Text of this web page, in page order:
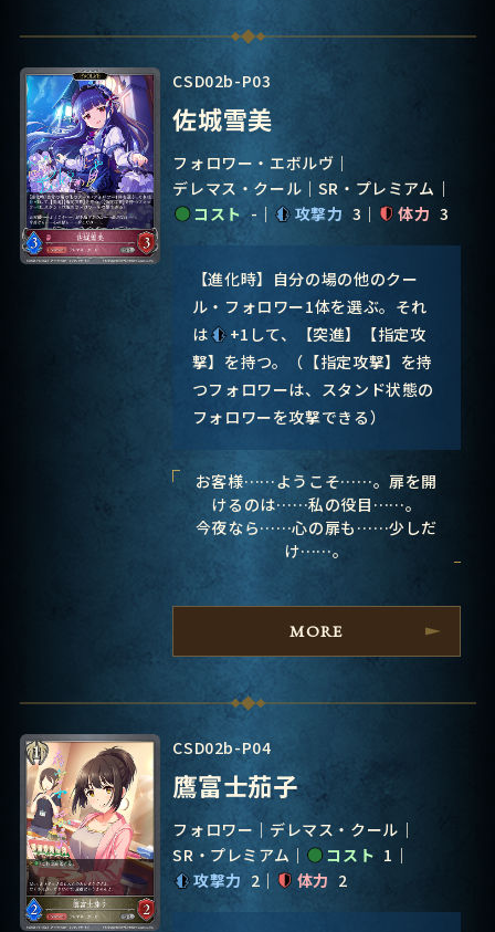
CSD02b-P03
佐城雪美
フォロワー・エボルヴ
デレマス・クール
SR・プレミアム
コスト - 攻撃力 3 体力 3
【進化時】自分の場の他のクー
ル・フォロワー1体を選ぶ。それ
は
+1して、【突進】【指定攻
撃】を持つ。（【指定攻撃】を持
つフォロワーは、スタンド状態の
フォロワーを攻撃できる）
お客様……ようこそ……。扉を開
けるのは……私の役目……。
今夜なら……心の扉も……少しだ
け……。
MORE
CSD02b-P04
鷹富士茄子
フォロワー
デレマス・クール
SR・プレミアム
コスト 1
攻撃力 2 体力 2